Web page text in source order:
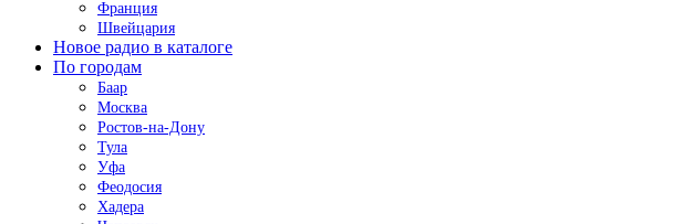
Франция
Швейцария
Новое радио в каталоге
По городам
Баар
Москва
Ростов-на-Дону
Тула
Уфа
Феодосия
Хадера